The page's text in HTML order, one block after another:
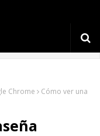
Chrome
Cómo ver una